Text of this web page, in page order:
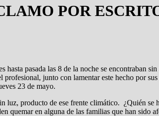
POR
pasada las 8 de la noche se encontraban
junto con lamentar este hecho por
23 de mayo.
producto de ese frente climático. ¿Quién se
quemar en alguna de las familias que han sido